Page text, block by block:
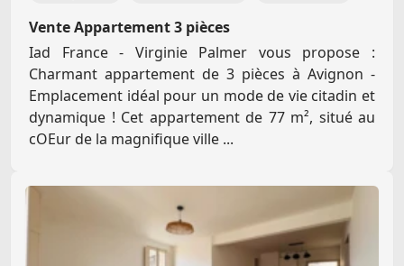
Vente Appartement 3 pièces
Iad France - Virginie Palmer vous propose :
Charmant appartement de 3 pièces à Avignon -
Emplacement idéal pour un mode de vie citadin et
dynamique ! Cet appartement de 77 m², situé au
cOEur de la magnifique ville ...